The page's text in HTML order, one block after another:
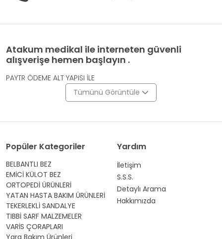
Atakum medikal ile interneten güvenli
alışverişe hemen başlayın .
PAYTR ÖDEME ALT YAPISI İLE
Tümünü Görüntüle
Popüler Kategoriler
BELBANTLI BEZ
EMİCİ KÜLOT BEZ
ORTOPEDİ ÜRÜNLERİ
YATAN HASTA BAKIM ÜRÜNLERİ
TEKERLEKLİ SANDALYE
TIBBİ SARF MALZEMELER
VARİS ÇORAPLARI
Yara Bakım Ürünleri
Yardım
İletişim
S.S.S.
Detaylı Arama
Hakkımızda